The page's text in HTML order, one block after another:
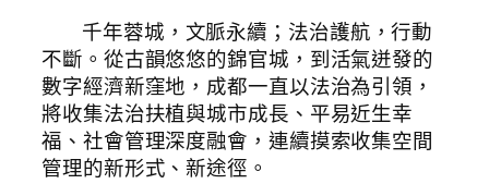
千年蓉城，文脈永續；法治護航，行動
不斷。從古韻悠悠的錦官城，到活氣迸發的
數字經濟新窪地，成都一直以法治為引領，
將收集法治扶植與城市成長、平易近生幸
福、社會管理深度融會，連續摸索收集空間
管理的新形式、新途徑。